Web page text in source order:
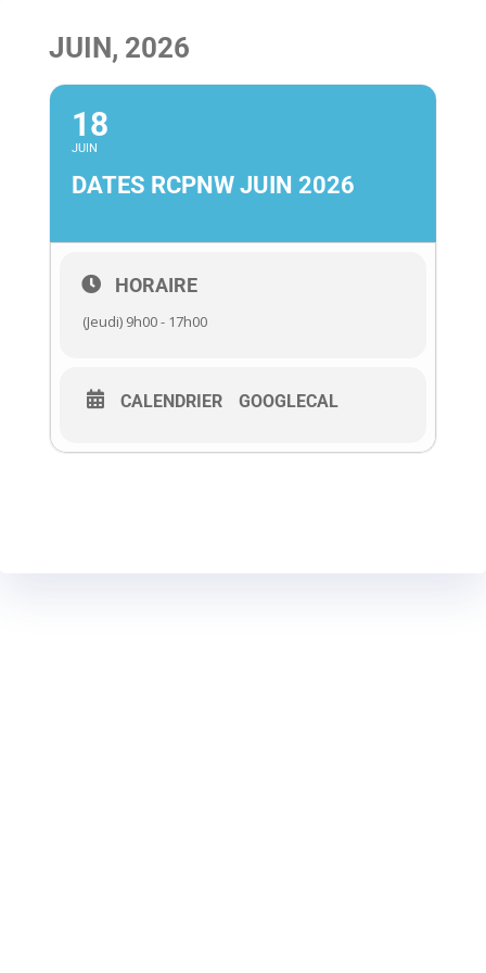
JUIN, 2026
18
JUIN
DATES RCPNW JUIN 2026
HORAIRE
(Jeudi) 9h00 - 17h00
CALENDRIER GOOGLECAL